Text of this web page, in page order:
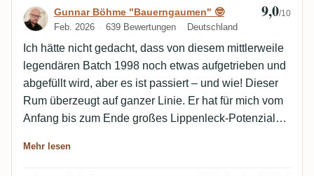
Bewertung von Gunnar Böhme
Gunnar Böhme "Bauerngaumen" 🤓
Feb. 2026 639 Bewertungen Deutschland
9,0/10
Ich hätte nicht gedacht, dass von diesem mittlerweile
legendären Batch 1998 noch etwas aufgetrieben und
abgefüllt wird, aber es ist passiert – und wie! Dieser
Rum überzeugt auf ganzer Linie. Er hat für mich vom
Anfang bis zum Ende großes Lippenleck-Potenzial
was von diesem herrlichen Aroma nach eingedickten
Mehr lesen